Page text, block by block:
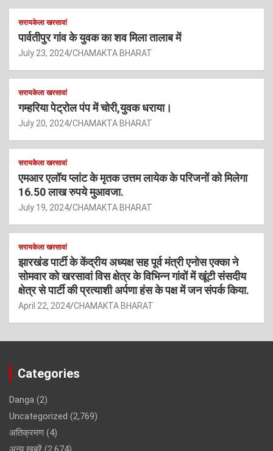
सरायकेला खरसावां
पार्वतीपुर गांव के युवक का शव मिला तालाब में
July 23, 2024 CHAMAKTA BHARAT
सरायकेला खरसावां
गम्हरिया पेट्रोल पंप में चोरी,युवक धराया।
July 20, 2024 CHAMAKTA BHARAT
सरायकेला खरसावां
एमआर एलॉय प्लांट के मृतक उत्तम लायेक के परिजनों को मिलेगा
16.50 लाख रुपये मुआवजा.
July 19, 2024 CHAMAKTA BHARAT
सरायकेला खरसावां
झारखंड पार्टी के केंद्रीय अध्यक्ष सह पूर्व मंत्री एनोस एक्का ने
सोमवार को खरसावां विस क्षेत्र के विभिन्न गांवों में खूंटी संसदीय
क्षेत्र से पार्टी की प्रत्याशी अर्पणा हंस के पक्ष में जन संपर्क किया.
April 22, 2024 CHAMAKTA BHARAT
Categories
Danga (2)
Uncategorized (2,769)
अतिक्रमण(4)